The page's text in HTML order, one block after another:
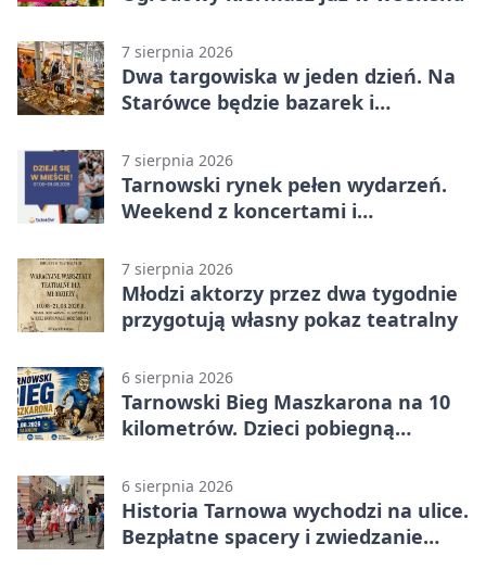
7 sierpnia 2026
Dwa targowiska w jeden dzień. Na
Starówce będzie bazarek i
7 sierpnia 2026
Tarnowski rynek pełen wydarzeń.
Weekend z koncertami i
7 sierpnia 2026
Młodzi aktorzy przez dwa tygodnie
przygotują własny pokaz teatralny
6 sierpnia 2026
Tarnowski Bieg Maszkarona na 10
kilometrów. Dzieci pobiegną
6 sierpnia 2026
Historia Tarnowa wychodzi na ulice.
Bezpłatne spacery i zwiedzanie